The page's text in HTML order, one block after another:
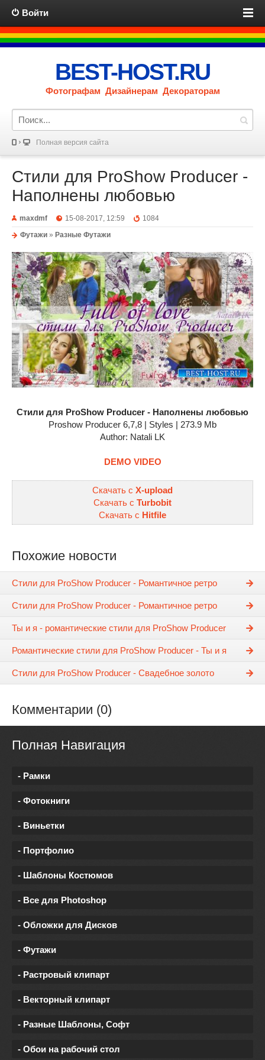
Войти
BEST-HOST.RU
Фотографам Дизайнерам Декораторам
Полная версия сайта
Стили для ProShow Producer -
Наполнены любовью
maxdmf 15-08-2017, 12:59
1084
Футажи » Разные Футажи
Стили для ProShow Producer - Наполнены любовью
Proshow Producer 6,7,8 | Styles | 273.9 Mb
Author: Natali LK
DEMO VIDEO
Скачать с X-upload
Скачать с Turbobit
Скачать с Hitfile
Похожие новости
Стили для ProShow Producer - Романтичное ретро
Стили для ProShow Producer - Романтичное ретро
Ты и я - романтические стили для ProShow Producer
Романтические стили для ProShow Producer - Ты и я
Стили для ProShow Producer - Свадебное золото
Комментарии (0)
Полная Навигация
- Рамки
- Фотокниги
- Виньетки
- Портфолио
- Шаблоны Костюмов
- Все для Photoshop
- Обложки для Дисков
- Футажи
- Растровый клипарт
- Векторный клипарт
- Разные Шаблоны, Софт
- Обои на рабочий стол